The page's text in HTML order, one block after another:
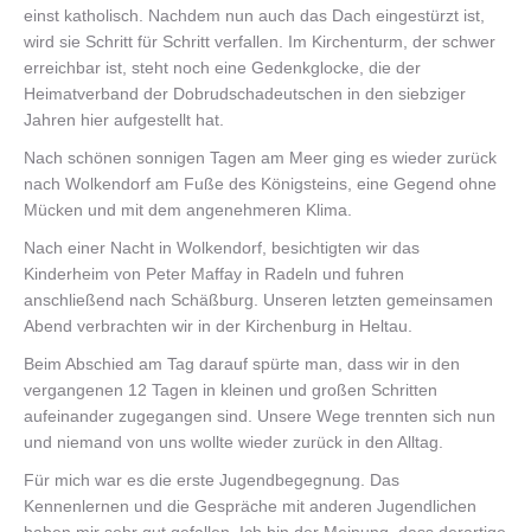
einst katholisch. Nachdem nun auch das Dach eingestürzt ist,
wird sie Schritt für Schritt verfallen. Im Kirchenturm, der schwer
erreichbar ist, steht noch eine Gedenkglocke, die der
Heimatverband der Dobrudschadeutschen in den siebziger
Jahren hier aufgestellt hat.
Nach schönen sonnigen Tagen am Meer ging es wieder zurück
nach Wolkendorf am Fuße des Königsteins, eine Gegend ohne
Mücken und mit dem angenehmeren Klima.
Nach einer Nacht in Wolkendorf, besichtigten wir das
Kinderheim von Peter Maffay in Radeln und fuhren
anschließend nach Schäßburg. Unseren letzten gemeinsamen
Abend verbrachten wir in der Kirchenburg in Heltau.
Beim Abschied am Tag darauf spürte man, dass wir in den
vergangenen 12 Tagen in kleinen und großen Schritten
aufeinander zugegangen sind. Unsere Wege trennten sich nun
und niemand von uns wollte wieder zurück in den Alltag.
Für mich war es die erste Jugendbegegnung. Das
Kennenlernen und die Gespräche mit anderen Jugendlichen